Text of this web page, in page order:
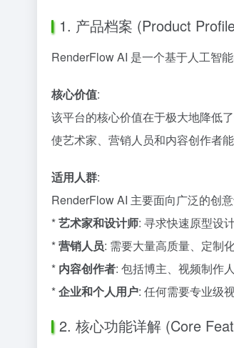
1. 产品档案 (Product
RenderFlow AI 是一个基于人工智
核心价值:
该平台的核心价值在于极大地降低
使艺术家、营销人员和内容创作者
适用人群:
RenderFlow AI 主要面向广泛的创
*艺术家和设计师: 寻求快速原型设
*营销人员: 需要大量高质量、定制
* 内容创作者: 包括博主、视频制作
*企业和个人用户: 任何需要专业级
2. 核心功能详解 (Core